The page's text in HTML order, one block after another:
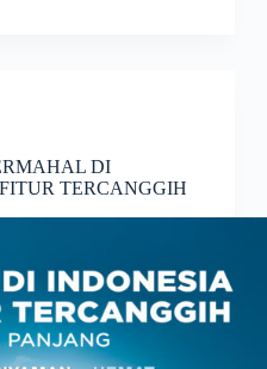
DI
TERCANGGIH